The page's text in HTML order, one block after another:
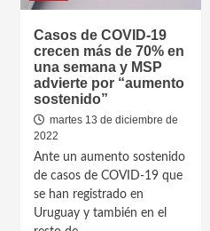
Casos de COVID-19
crecen más de 70% en
una semana y MSP
advierte por “aumento
sostenido”
martes 13 de diciembre de
2022
Ante un aumento sostenido
de casos de COVID-19 que
se han registrado en
Uruguay y también en el